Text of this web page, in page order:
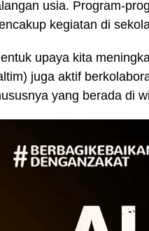
usia. Program-
kegiatan di
upaya kita
juga aktif
yang berada di